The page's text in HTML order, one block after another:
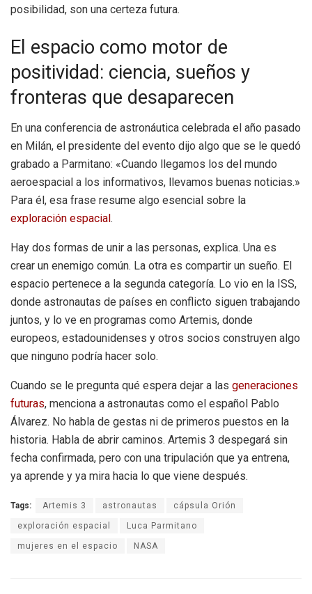
posibilidad, son una certeza futura.
El espacio como motor de
positividad: ciencia, sueños y
fronteras que desaparecen
En una conferencia de astronáutica celebrada el año pasado
en Milán, el presidente del evento dijo algo que se le quedó
grabado a Parmitano: «Cuando llegamos los del mundo
aeroespacial a los informativos, llevamos buenas noticias.»
Para él, esa frase resume algo esencial sobre la
exploración espacial.
Hay dos formas de unir a las personas, explica. Una es
crear un enemigo común. La otra es compartir un sueño. El
espacio pertenece a la segunda categoría. Lo vio en la ISS,
donde astronautas de países en conflicto siguen trabajando
juntos, y lo ve en programas como Artemis, donde
europeos, estadounidenses y otros socios construyen algo
que ninguno podría hacer solo.
Cuando se le pregunta qué espera dejar a las generaciones
futuras, menciona a astronautas como el español Pablo
Álvarez. No habla de gestas ni de primeros puestos en la
historia. Habla de abrir caminos. Artemis 3 despegará sin
fecha confirmada, pero con una tripulación que ya entrena,
ya aprende y ya mira hacia lo que viene después.
Tags: Artemis 3 astronautas cápsula Orión
exploración espacial Luca Parmitano
mujeres en el espacio NASA